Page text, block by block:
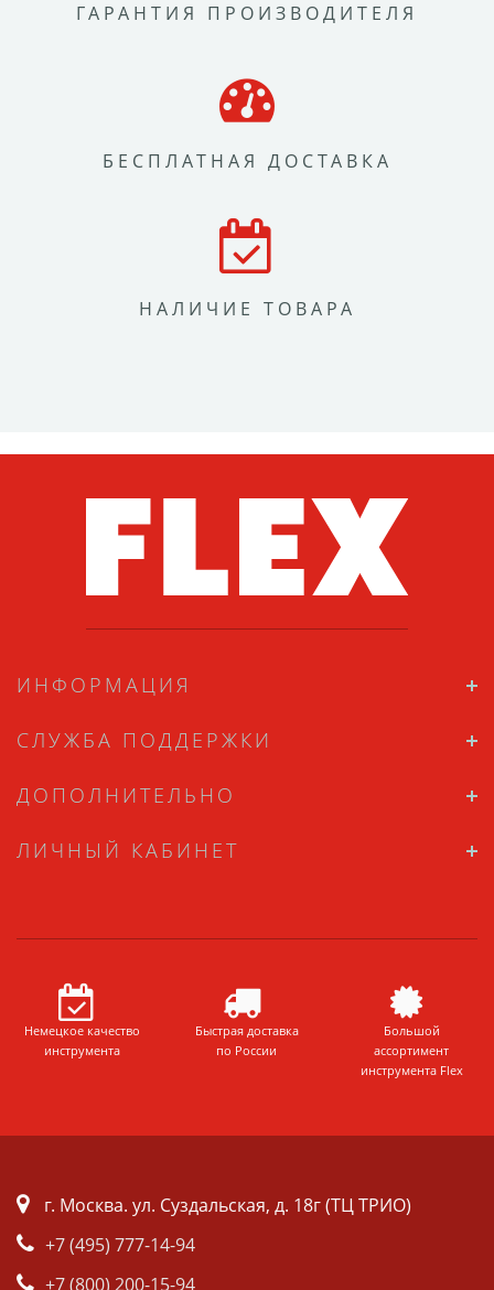
ГАРАНТИЯ ПРОИЗВОДИТЕЛЯ
БЕСПЛАТНАЯ ДОСТАВКА
НАЛИЧИЕ ТОВАРА
ИНФОРМАЦИЯ
СЛУЖБА ПОДДЕРЖКИ
ДОПОЛНИТЕЛЬНО
ЛИЧНЫЙ КАБИНЕТ
Немецкое качество
инструмента
Быстрая доставка
по России
Большой
ассортимент
инструмента Flex
г. Москва. ул. Суздальская, д. 18г (ТЦ ТРИО)
+7 (495) 777-14-94
+7 (800) 200-15-94